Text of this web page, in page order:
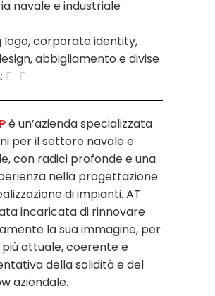
navale e industriale
logo, corporate identity,
abbigliamento e divise
è un’azienda specializzata
per il settore navale e
con radici profonde e una
nella progettazione
di impianti. AT
incaricata di rinnovare
la sua immagine, per
attuale, coerente e
della solidità e del
aziendale.